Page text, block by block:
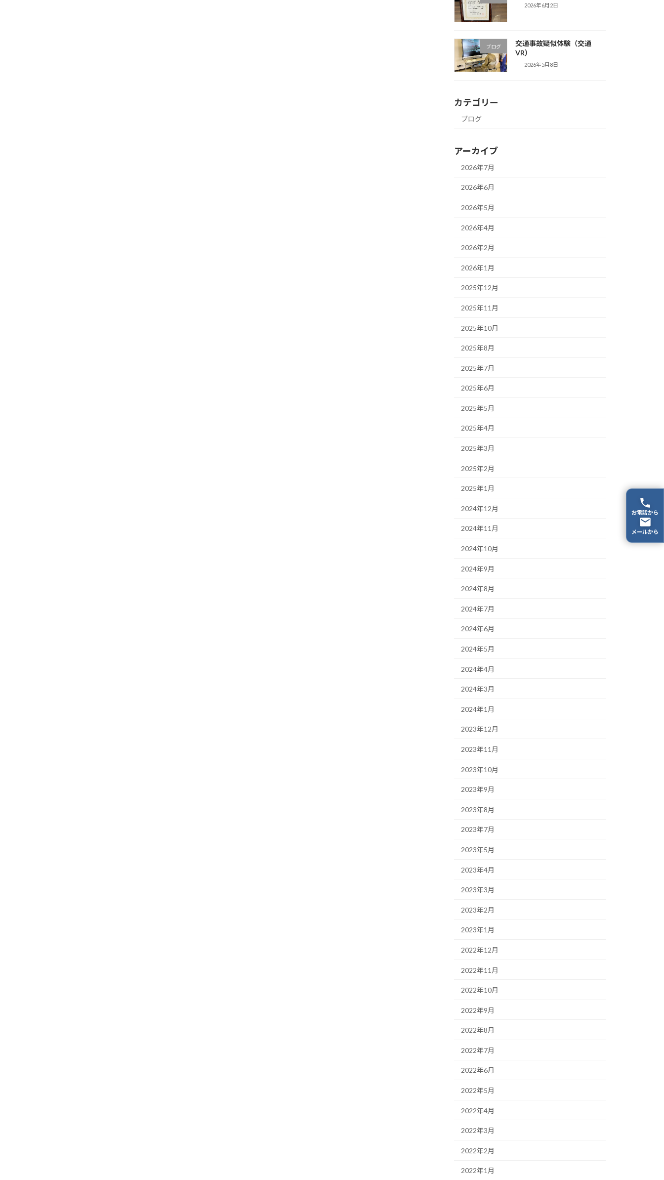
2026年6月2日
ブログ
交通事故疑似体験（交通
VR）
2026年5月8日
カテゴリー
ブログ
アーカイブ
2026年7月
2026年6月
2026年5月
2026年4月
2026年2月
2026年1月
2025年12月
2025年11月
2025年10月
2025年8月
2025年7月
2025年6月
2025年5月
2025年4月
2025年3月
2025年2月
2025年1月
2024年12月
2024年11月
2024年10月
2024年9月
2024年8月
2024年7月
2024年6月
2024年5月
2024年4月
2024年3月
2024年1月
2023年12月
2023年11月
2023年10月
2023年9月
2023年8月
2023年7月
2023年5月
2023年4月
2023年3月
2023年2月
2023年1月
2022年12月
2022年11月
2022年10月
2022年9月
2022年8月
2022年7月
2022年6月
2022年5月
2022年4月
2022年3月
2022年2月
2022年1月
お電話から
メールから